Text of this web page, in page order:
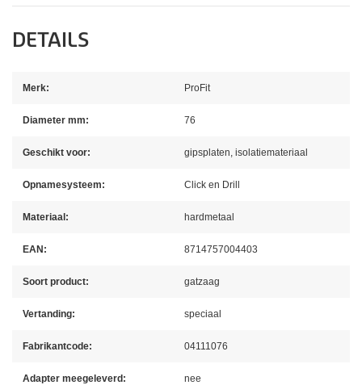
DETAILS
Merk: ProFit
Diameter mm: 76
Geschikt voor: gipsplaten, isolatiemateriaal
Opnamesysteem: Click en Drill
Materiaal: hardmetaal
EAN: 8714757004403
Soort product: gatzaag
Vertanding: speciaal
Fabrikantcode: 04111076
Adapter meegeleverd: nee